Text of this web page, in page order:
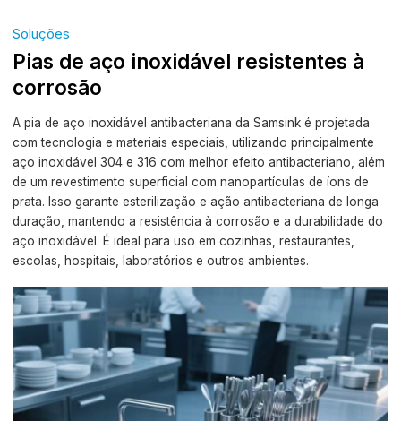
Soluções
Pias de aço inoxidável resistentes à
corrosão
A pia de aço inoxidável antibacteriana da Samsink é projetada
com tecnologia e materiais especiais, utilizando principalmente
aço inoxidável 304 e 316 com melhor efeito antibacteriano, além
de um revestimento superficial com nanopartículas de íons de
prata. Isso garante esterilização e ação antibacteriana de longa
duração, mantendo a resistência à corrosão e a durabilidade do
aço inoxidável. É ideal para uso em cozinhas, restaurantes,
escolas, hospitais, laboratórios e outros ambientes.